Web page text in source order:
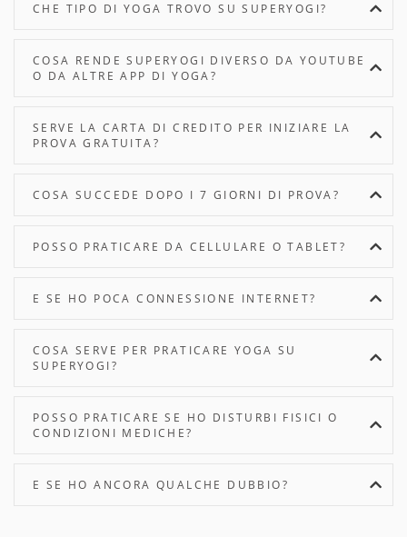
CHE TIPO DI YOGA TROVO SU SUPERYOGI?
COSA RENDE SUPERYOGI DIVERSO DA YOUTUBE
O DA ALTRE APP DI YOGA?
SERVE LA CARTA DI CREDITO PER INIZIARE LA
PROVA GRATUITA?
COSA SUCCEDE DOPO I 7 GIORNI DI PROVA?
POSSO PRATICARE DA CELLULARE O TABLET?
E SE HO POCA CONNESSIONE INTERNET?
COSA SERVE PER PRATICARE YOGA SU
SUPERYOGI?
POSSO PRATICARE SE HO DISTURBI FISICI O
CONDIZIONI MEDICHE?
E SE HO ANCORA QUALCHE DUBBIO?